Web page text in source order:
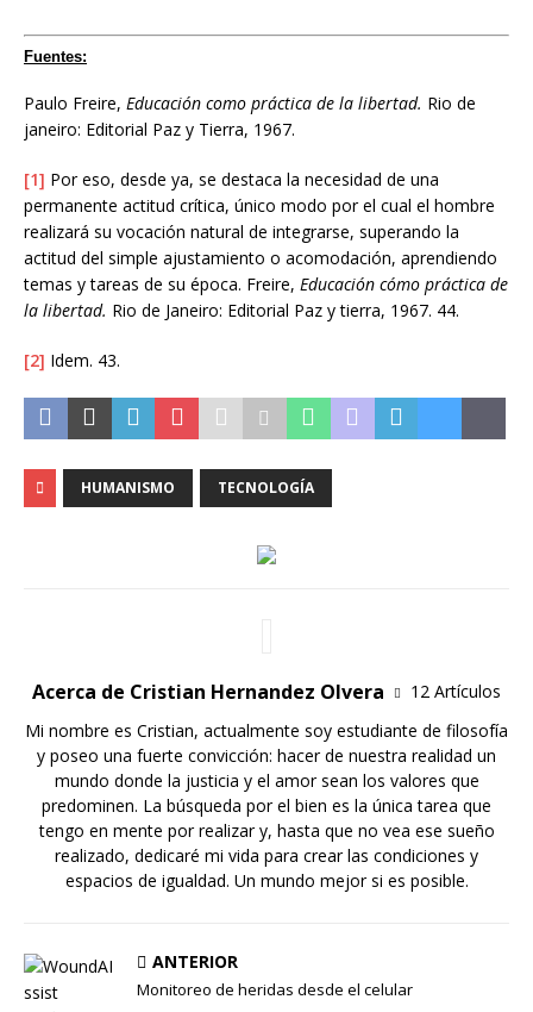
Fuentes:
Paulo Freire, Educación como práctica de la libertad. Rio de
janeiro: Editorial Paz y Tierra, 1967.
[1] Por eso, desde ya, se destaca la necesidad de una
permanente actitud crítica, único modo por el cual el hombre
realizará su vocación natural de integrarse, superando la
actitud del simple ajustamiento o acomodación, aprendiendo
temas y tareas de su época. Freire, Educación cómo práctica de
la libertad. Rio de Janeiro: Editorial Paz y tierra, 1967. 44.
[2] Idem. 43.
HUMANISMO TECNOLOGÍA
Acerca de Cristian Hernandez Olvera
12 Artículos
Mi nombre es Cristian, actualmente soy estudiante de filosofía
y poseo una fuerte convicción: hacer de nuestra realidad un
mundo donde la justicia y el amor sean los valores que
predominen. La búsqueda por el bien es la única tarea que
tengo en mente por realizar y, hasta que no vea ese sueño
realizado, dedicaré mi vida para crear las condiciones y
espacios de igualdad. Un mundo mejor si es posible.
ANTERIOR
Monitoreo de heridas desde el celular